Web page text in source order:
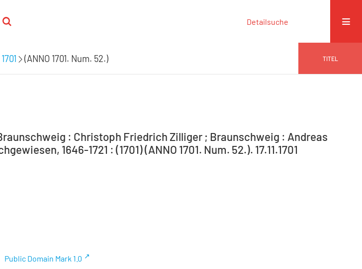
Detailsuche
1701 (ANNO 1701. Num. 52.) TITEL
: Christoph Friedrich Zilliger ; Braunschweig : Andreas
1646-1721 : (1701) (ANNO 1701. Num. 52.). 17.11.1701
Public Domain Mark 1.0